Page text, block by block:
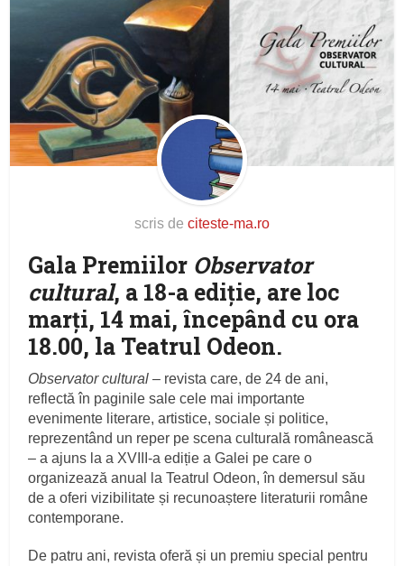
scris de citeste-ma.ro
Gala Premiilor Observator
cultural, a 18-a ediţie, are loc
marţi, 14 mai, începând cu ora
18.00, la Teatrul Odeon.
Observator cultural – revista care, de 24 de ani,
reflectă în paginile sale cele mai importante
evenimente literare, artistice, sociale și politice,
reprezentând un reper pe scena culturală românească
– a ajuns la a XVIII-a ediție a Galei pe care o
organizează anual la Teatrul Odeon, în demersul său
de a oferi vizibilitate și recunoaștere literaturii române
contemporane.
De patru ani, revista oferă și un premiu special pentru